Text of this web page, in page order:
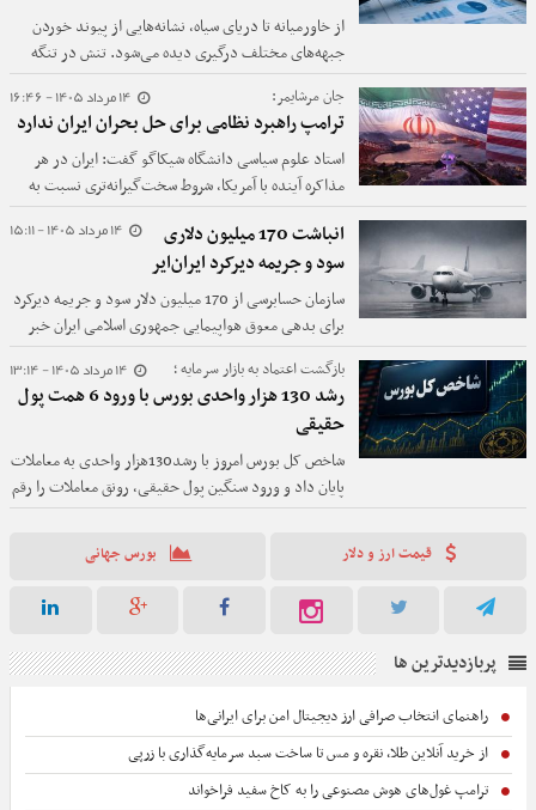
از خاورمیانه تا دریای سیاه، نشانه‌هایی از پیوند خوردن
جبهه‌های مختلف درگیری دیده می‌شود. تنش در تنگه
باب‌المندب، تحولات یمن، حملات به زیرساخت‌های انرژی
و اختلال در مسیرهای انتقال کالا، همگی نشان می‌دهند
که جنگ‌های امروز بیش از گذشته به شریان‌های اقتصاد
جهانی نزدیک شده‌اند.
14 مرداد 1405 - 16:46 جان مرشایمر:
ترامپ راهبرد نظامی برای حل بحران ایران ندارد
استاد علوم سیاسی دانشگاه شیکاگو گفت: ایران در هر
مذاکره آینده با آمریکا، شروط سخت‌گیرانه‌تری نسبت به
گذشته مطرح خواهد کرد.
14 مرداد 1405 - 15:11
انباشت 170 میلیون دلاری
سود و جریمه دیرکرد ایران‌ایر
سازمان حسابرسی از 170 میلیون دلار سود و جریمه دیرکرد
برای بدهی معوق هواپیمایی جمهوری اسلامی ایران خبر
داد.
14 مرداد 1405 - 13:14 بازگشت اعتماد به بازار سرمایه ؛
رشد 130 هزار واحدی بورس با ورود 6 همت پول
حقیقی
شاخص کل بورس امروز با رشد130هزار واحدی به معاملات
پایان داد و ورود سنگین پول حقیقی، رونق معاملات را رقم
زد.
قیمت ارز و دلار بورس جهانی
پربازدیدترین ها
راهنمای انتخاب صرافی ارز دیجیتال امن برای ایرانی‌ها
از خرید آنلاین طلا، نقره و مس تا ساخت سبد سرمایه‌گذاری با زرپی
ترامپ غول‌های هوش مصنوعی را به کاخ سفید فراخواند